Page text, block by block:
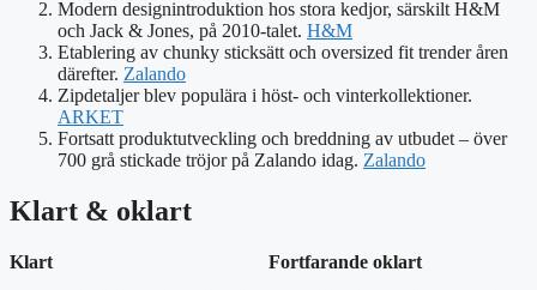
Modern designintroduktion hos stora kedjor, särskilt H&M
och Jack & Jones, på 2010-talet. H&M
Etablering av chunky sticksätt och oversized fit trender åren
därefter. Zalando
Zipdetaljer blev populära i höst- och vinterkollektioner.
ARKET
Fortsatt produktutveckling och breddning av utbudet – över
700 grå stickade tröjor på Zalando idag. Zalando
Klart & oklart
Klart
Fortfarande oklart